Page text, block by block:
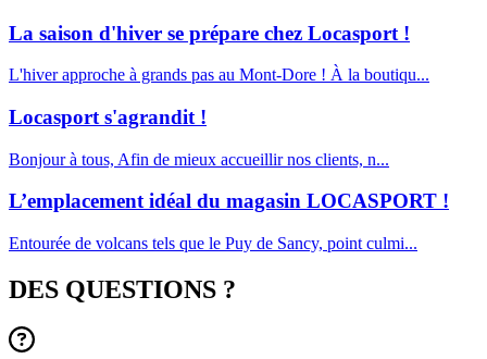
La saison d'hiver se prépare chez Locasport !
L'hiver approche à grands pas au Mont-Dore ! À la boutiqu...
Locasport s'agrandit !
Bonjour à tous, Afin de mieux accueillir nos clients, n...
L’emplacement idéal du magasin LOCASPORT !
Entourée de volcans tels que le Puy de Sancy, point culmi...
DES QUESTIONS ?